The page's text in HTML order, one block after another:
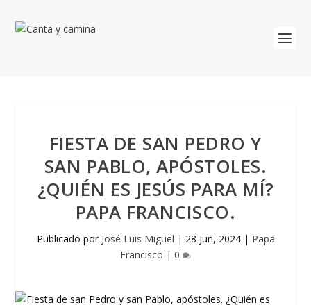
FIESTA DE SAN PEDRO Y
SAN PABLO, APÓSTOLES.
¿QUIÉN ES JESÚS PARA MÍ?
PAPA FRANCISCO.
Publicado por José Luis Miguel | 28 Jun, 2024| Papa
Francisco | 0